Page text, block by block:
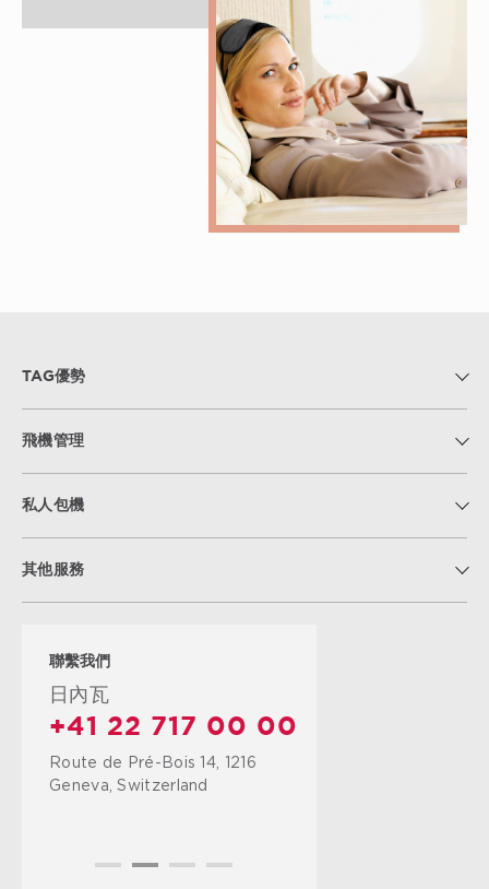
TAG優勢
飛機管理
私人包機
其他服務
聯繫我們
日內瓦
+41 22 717 00 00
Route de Pré-Bois 14, 1216
Geneva, Switzerland